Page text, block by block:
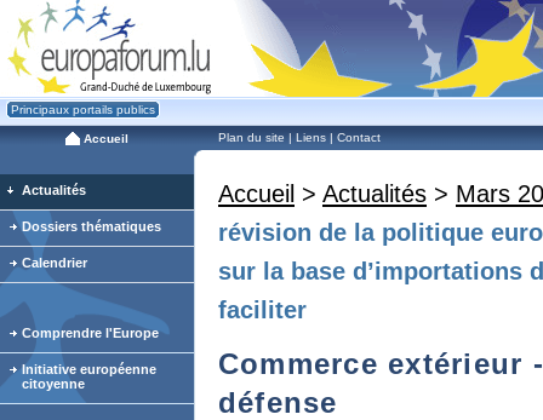
Principaux portails publics
Accueil Plan du site | Liens | Contact
Accueil > Actualités > Mars
révision de la politique
sur la base d’importations
faciliter
Commerce extérieur
défense
Actualités
Dossiers thématiques
Calendrier
Comprendre l'Europe
Initiative européenne
citoyenne